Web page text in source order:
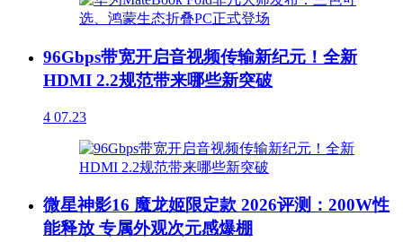
96Gbps带宽开启音视频传输新纪元！全新
HDMI 2.2规范带来哪些新突破
4 07.23
微星神影16 魔龙姬限定款 2026评测：200W性
能释放 专属外观次元感爆棚